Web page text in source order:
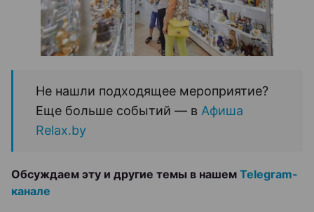
Не нашли подходящее мероприятие?
Еще больше событий — в Афиша
Relax.by
Обсуждаем эту и другие темы в нашем Telegram-
канале